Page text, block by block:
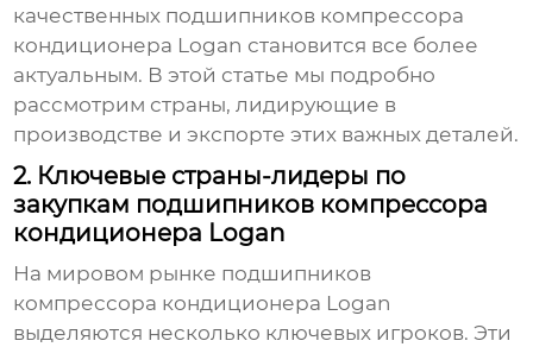
качественных подшипников компрессора
кондиционера Logan становится все более
актуальным. В этой статье мы подробно
рассмотрим страны, лидирующие в
производстве и экспорте этих важных деталей.
2. Ключевые страны-лидеры по
закупкам подшипников компрессора
кондиционера Logan
На мировом рынке подшипников
компрессора кондиционера Logan
выделяются несколько ключевых игроков. Эти